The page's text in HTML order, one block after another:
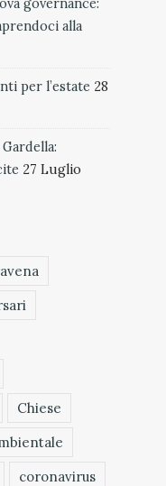
governance:
alla
per l’estate 28
27 Luglio
Chiese
coronavirus